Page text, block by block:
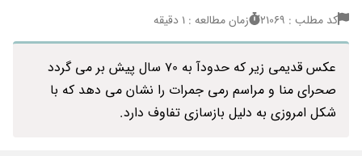
کد مطلب : 21069 زمان مطالعه : 1 دقیقه
عکس قدیمی زیر که حدودآ به 70 سال پیش بر می گردد
صحرای منا و مراسم رمی جمرات را نشان می دهد که با
شکل امروزی به دلیل بازسازی تفاوف دارد.